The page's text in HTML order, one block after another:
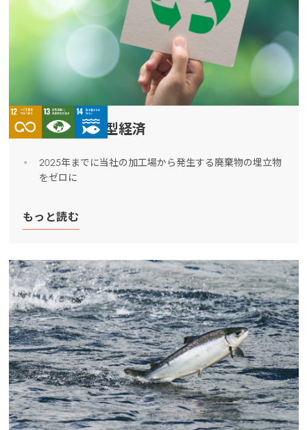
廃棄物と循環型経済
2025年までに当社の加工場から発生する廃棄物の埋立物
をゼロに
もっと読む